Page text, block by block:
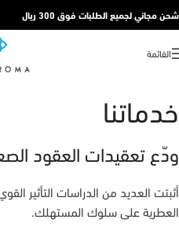
شحن مجاني لجميع الطلبات فوق 300 ريال
القائمة
خدماتنا
ودّع تعقيدات العقود
أثبتت العديد من الدراسات التأثير
العطرية على سلوك المستهلك.